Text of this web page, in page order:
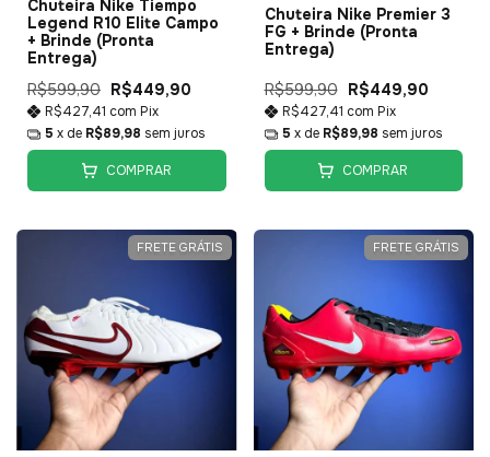
Chuteira Nike Tiempo
Legend R10 Elite Campo
+ Brinde (Pronta
Entrega)
R$599,90 R$449,90
R$427,41 com Pix
5 x de R$89,98 sem juros
COMPRAR
Chuteira Nike Premier 3
FG + Brinde (Pronta
Entrega)
R$599,90 R$449,90
R$427,41 com Pix
5 x de R$89,98 sem juros
COMPRAR
FRETE GRÁTIS FRETE GRÁTIS